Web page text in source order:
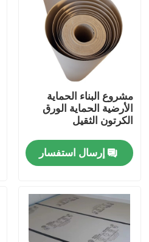
المنتجات
ورق حماية الأرضيات
لفة حماية الأرضيات المؤقتة
ورق الكرافت لحماية الأرضيات
ورق تغليف أرضيات البناء
ورق طباعة كرتون
صفائح الأرضيات للماء
مشروع البناء الحماية
الأرضية الحماية الورق
الكرتون الثقيل
إرسال استفسار